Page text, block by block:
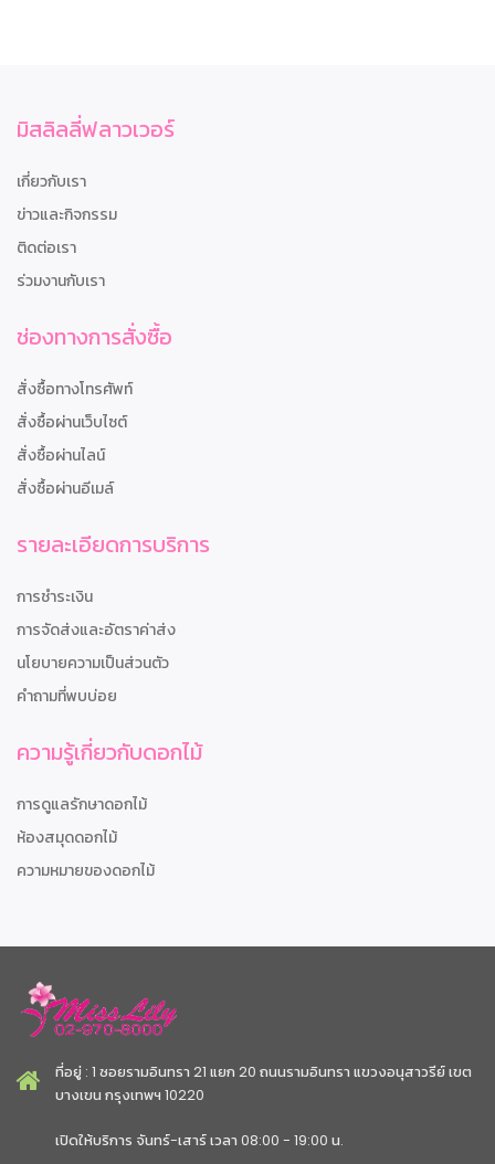
มิสลิลลี่ฟลาวเวอร์
เกี่ยวกับเรา
ข่าวและกิจกรรม
ติดต่อเรา
ร่วมงานกับเรา
ช่องทางการสั่งซื้อ
สั่งซื้อทางโทรศัพท์
สั่งซื้อผ่านเว็บไซต์
สั่งซื้อผ่านไลน์
สั่งซื้อผ่านอีเมล์
รายละเอียดการบริการ
การชำระเงิน
การจัดส่งและอัตราค่าส่ง
นโยบายความเป็นส่วนตัว
คำถามที่พบบ่อย
ความรู้เกี่ยวกับดอกไม้
การดูแลรักษาดอกไม้
ห้องสมุดดอกไม้
ความหมายของดอกไม้
ที่อยู่ : 1 ซอยรามอินทรา 21 แยก 20 ถนนรามอินทรา แขวงอนุสาวรีย์ เขต
บางเขน กรุงเทพฯ 10220
เปิดให้บริการ จันทร์-เสาร์ เวลา 08:00 - 19:00 น.